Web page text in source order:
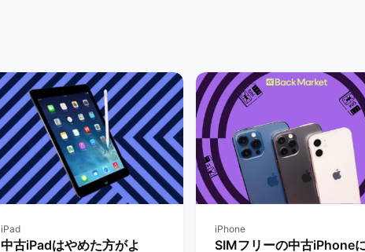
iPad
中古iPadはやめた方がよ
iPhone
SIMフリーの中古iPhone